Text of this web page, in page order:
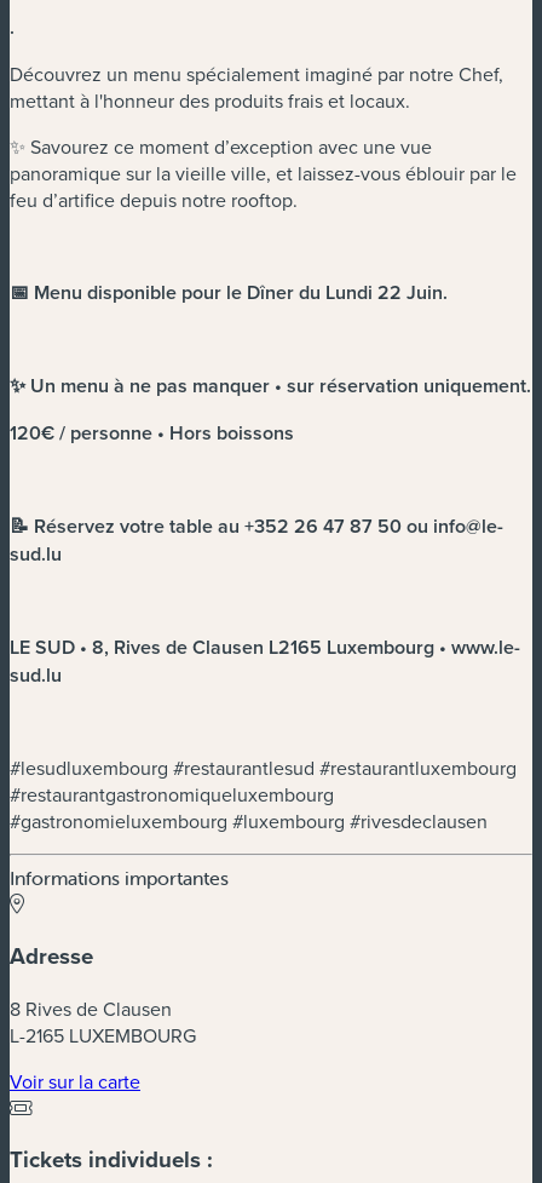
.
Découvrez un menu spécialement imaginé par notre Chef,
mettant à l'honneur des produits frais et locaux.
✨ Savourez ce moment d’exception avec une vue
panoramique sur la vieille ville, et laissez-vous éblouir par le
feu d’artifice depuis notre rooftop.
📅 Menu disponible pour le Dîner du Lundi 22 Juin.
✨ Un menu à ne pas manquer • sur réservation uniquement.
120€ / personne • Hors boissons
📝 Réservez votre table au +352 26 47 87 50 ou info@le-
sud.lu
LE SUD • 8, Rives de Clausen L2165 Luxembourg • www.le-
sud.lu
#lesudluxembourg #restaurantlesud #restaurantluxembourg
#restaurantgastronomiqueluxembourg
#gastronomieluxembourg #luxembourg #rivesdeclausen
Informations importantes
Adresse
8 Rives de Clausen
L-2165 LUXEMBOURG
Voir sur la carte(nouvelle fenêtre)
Tickets individuels :